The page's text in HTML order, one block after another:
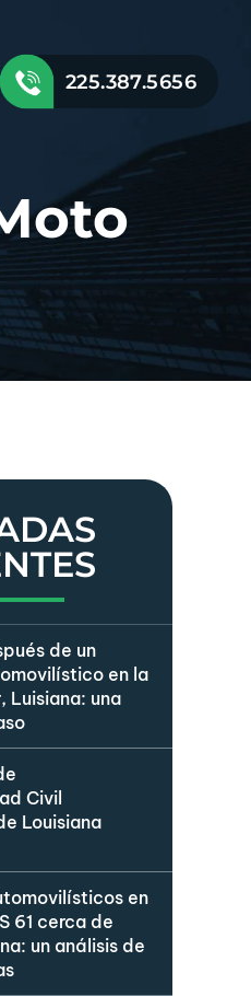
225.387.5656
de un
en la
Luisiana: una
Civil
Louisiana
en
61 cerca de
un análisis de